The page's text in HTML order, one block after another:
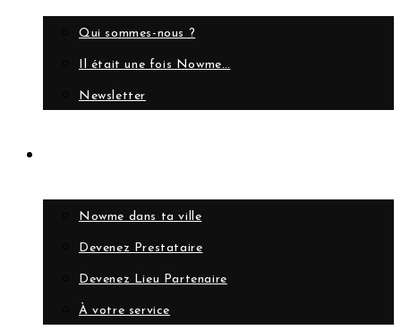
Qui sommes-nous ?
Il était une fois Nowme…
Newsletter
Nowme dans ta ville
Devenez Prestataire
Devenez Lieu Partenaire
À votre service